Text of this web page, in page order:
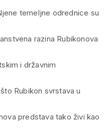
temeljne odrednice su
razina Rubikonova
i državnim
Rubikon svrstava u
predstava tako živi kao